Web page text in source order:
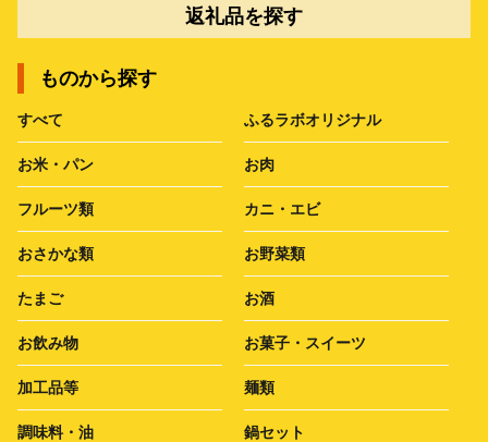
返礼品を探す
ものから探す
すべて ふるラボオリジナル
お米・パン お肉
フルーツ類 カニ・エビ
おさかな類 お野菜類
たまご お酒
お飲み物 お菓子・スイーツ
加工品等 麺類
調味料・油 鍋セット